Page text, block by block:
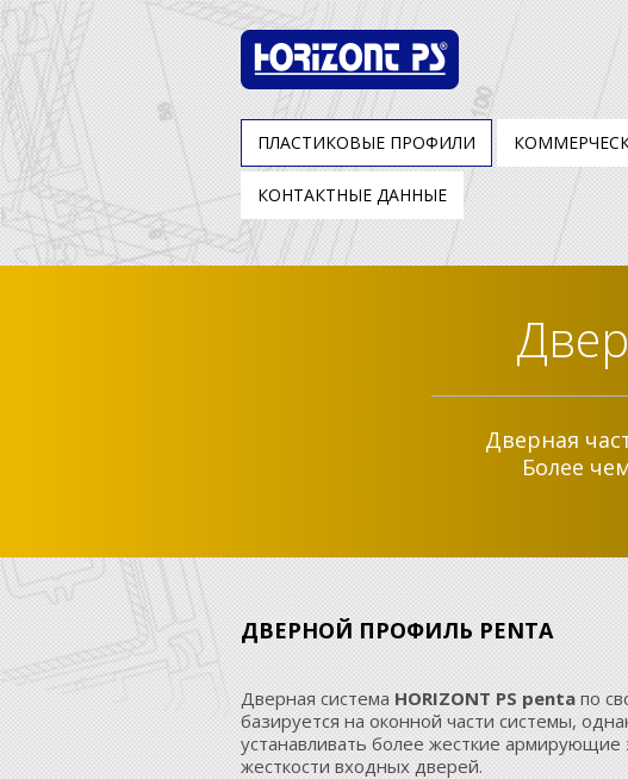
ПЛАСТИКОВЫЕ ПРОФИЛИ
КОНТАКТНЫЕ ДАННЫЕ
Дверная
Более
ДВЕРНОЙ ПРОФИЛЬ PENTA
Дверная система HORIZONT PS penta по
базируется на оконной части системы,
устанавливать более жесткие
жесткости входных дверей.